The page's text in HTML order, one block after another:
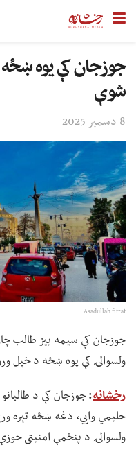
جوزجان کې یوه
شوې
8 دسمبر 2025
Asadullah fitrat
جوزجان کې سیمه ییز طالب
ولسوالۍ کې یوه ښځه د خپل
رخشانه:جوزجان کې د
ولسوالۍ د پنځمې امنیتی